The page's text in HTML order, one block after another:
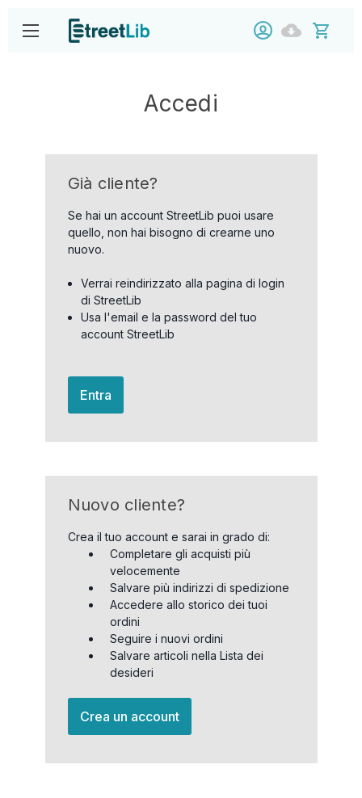
Accedi
Già cliente?
Se hai un account StreetLib puoi usare
quello, non hai bisogno di crearne uno
nuovo.
Verrai reindirizzato alla pagina di login
di StreetLib
Usa l'email e la password del tuo
account StreetLib
Entra
Nuovo cliente?
Crea il tuo account e sarai in grado di:
Completare gli acquisti più
velocemente
Salvare più indirizzi di spedizione
Accedere allo storico dei tuoi
ordini
Seguire i nuovi ordini
Salvare articoli nella Lista dei
desideri
Crea un account